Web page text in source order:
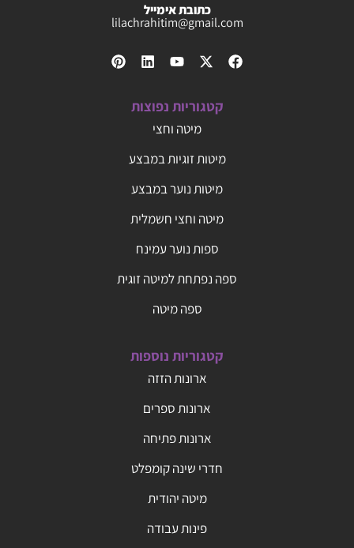
כתובת אימייל
lilachrahitim@gmail.com
קטגוריות נפוצות
מיטה וחצי
מיטות זוגיות במבצע
מיטות נוער במבצע
מיטה וחצי חשמלית
ספות נוער עמינח
ספה נפתחת למיטה זוגית
ספה מיטה
קטגוריות נוספות
ארונות הזזה
ארונות ספרים
ארונות פתיחה
חדרי שינה קומפלט
מיטה יהודית
פינות עבודה